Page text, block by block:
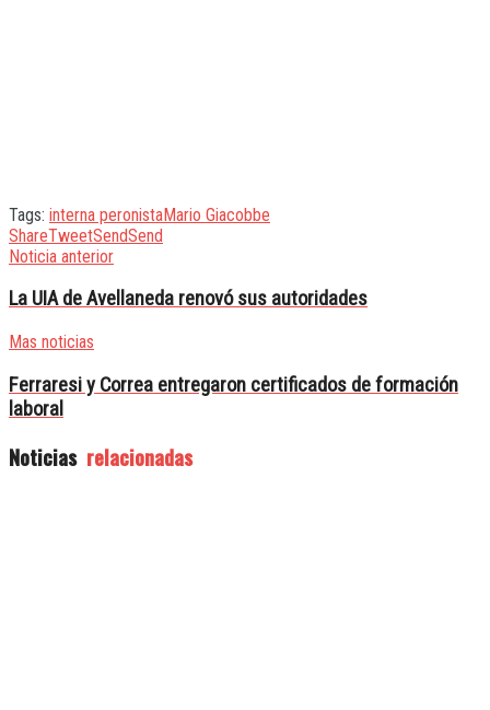
Tags: interna peronistaMario Giacobbe
ShareTweetSendSend
Noticia anterior
La UIA de Avellaneda renovó sus autoridades
Mas noticias
Ferraresi y Correa entregaron certificados de formación
laboral
Noticias relacionadas